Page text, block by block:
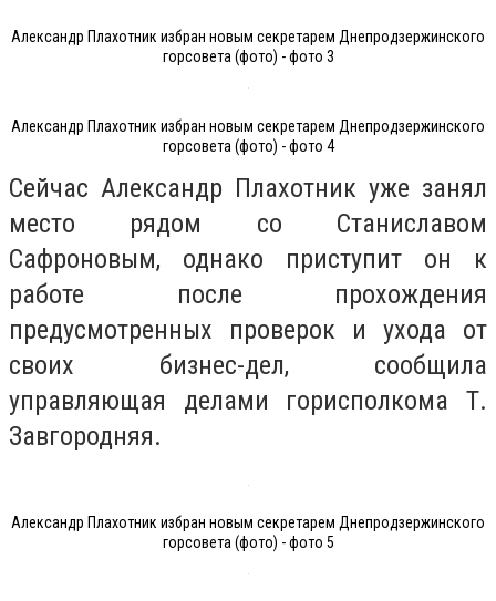
Александр Плахотник избран новым секретарем Днепродзержинского
горсовета (фото) - фото 3
Александр Плахотник избран новым секретарем Днепродзержинского
горсовета (фото) - фото 4
Сейчас Александр Плахотник уже занял
место рядом со Станиславом
Сафроновым, однако приступит он к
работе после прохождения
предусмотренных проверок и ухода от
своих бизнес-дел, сообщила
управляющая делами горисполкома Т.
Завгородняя.
Александр Плахотник избран новым секретарем Днепродзержинского
горсовета (фото) - фото 5